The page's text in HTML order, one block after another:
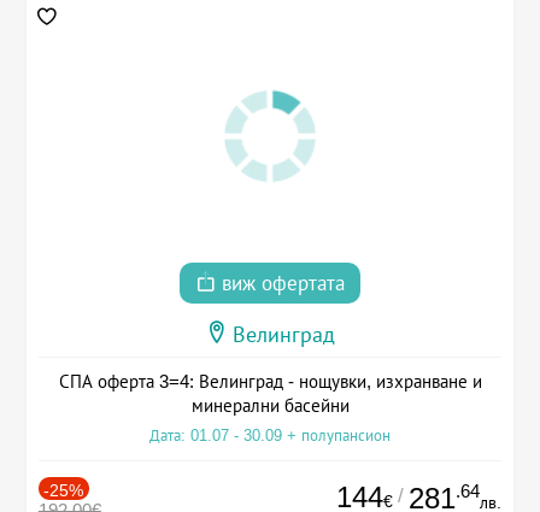
виж офертата
Велинград
СПА оферта 3=4: Велинград - нощувки, изхранване и
минерални басейни
Дата: 01.07 - 30.09 + полупансион
-25% 144€ / 281.64
лв.